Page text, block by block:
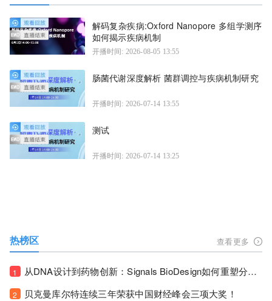
解码复杂疾病:Oxford Nanopore 多组学测序
如何揭示疾病机制
开播时间: 2026-08-05 13:55
肠菌代谢深度解析 菌群调控与疾病机制研究
开播时间: 2026-07-14 13:55
测试
开播时间: 2026-07-14 13:25
热榜区 查看更多
1 从DNA设计到药物创新：Signals BioDesign如何重塑分子生物学研发生态！
2 贝克曼库尔特连续三年荣获中国财经峰会三项大奖！